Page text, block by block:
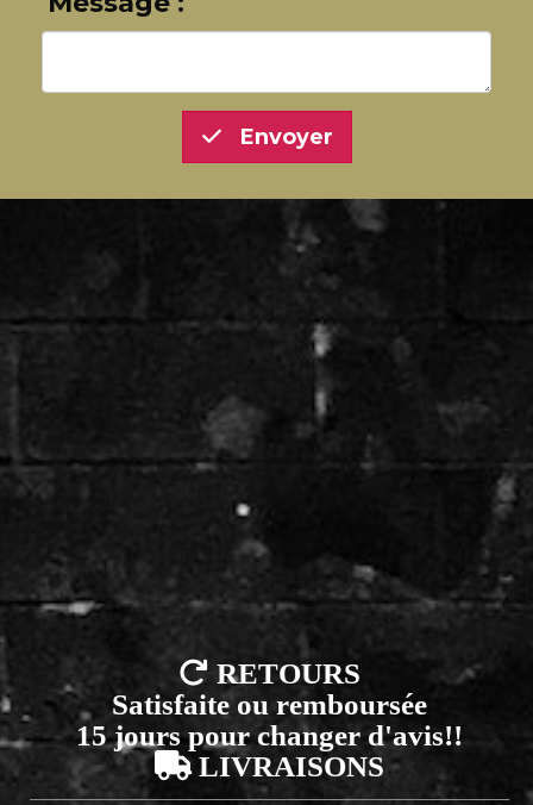
Envoyer
 RETOURS
Satisfaite ou remboursée
15 jours pour changer d'avis!!
 LIVRAISONS